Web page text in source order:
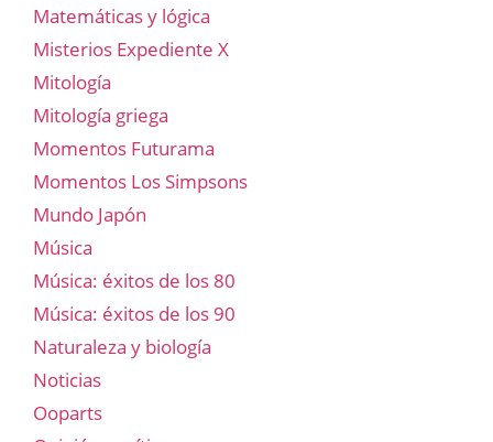
Matemáticas y lógica
Misterios Expediente X
Mitología
Mitología griega
Momentos Futurama
Momentos Los Simpsons
Mundo Japón
Música
Música: éxitos de los 80
Música: éxitos de los 90
Naturaleza y biología
Noticias
Ooparts